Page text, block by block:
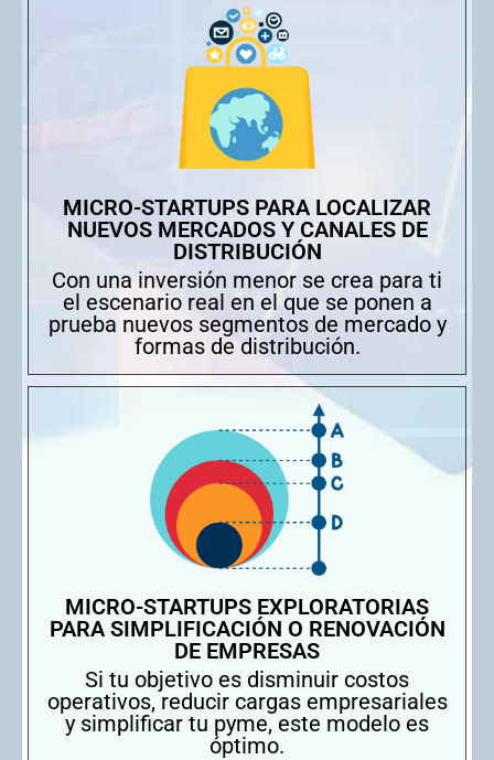
MICRO-STARTUPS PARA LOCALIZAR
NUEVOS MERCADOS Y CANALES DE
DISTRIBUCIÓN
Con una inversión menor se crea para ti
el escenario real en el que se ponen a
prueba nuevos segmentos de mercado y
formas de distribución.
MICRO-STARTUPS EXPLORATORIAS
PARA SIMPLIFICACIÓN O RENOVACIÓN
DE EMPRESAS
Si tu objetivo es disminuir costos
operativos, reducir cargas empresariales
y simplificar tu pyme, este modelo es
óptimo.